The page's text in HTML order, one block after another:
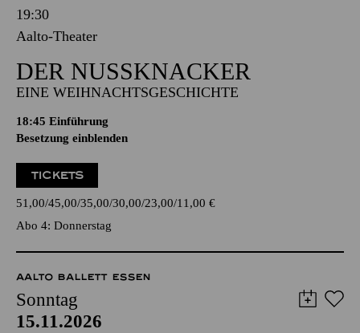
19:30
Aalto-Theater
DER NUSSKNACKER
EINE WEIHNACHTSGESCHICHTE
18:45 Einführung
Besetzung einblenden
TICKETS
51,00 45,00 35,00 30,00 23,00 11,00 €
Abo 4: Donnerstag
AALTO BALLETT ESSEN
Sonntag
15.11.2026